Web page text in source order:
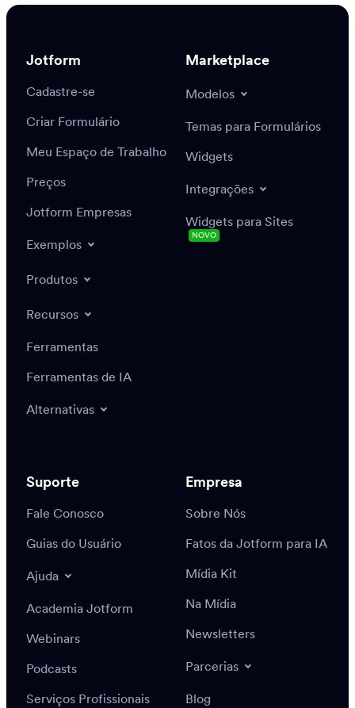
Jotform
Cadastre-se
Criar Formulário
Meu Espaço de Trabalho
Preços
Jotform Empresas
Exemplos
Produtos
Recursos
Ferramentas
Ferramentas de IA
Alternativas
Marketplace
Modelos
Temas para Formulários
Widgets
Integrações
Widgets para Sites
NOVO
Suporte
Fale Conosco
Guias do Usuário
Ajuda
Academia Jotform
Webinars
Podcasts
Serviços Profissionais
Empresa
Sobre Nós
Fatos da Jotform para IA
Mídia Kit
Na Mídia
Newsletters
Parcerias
Blog